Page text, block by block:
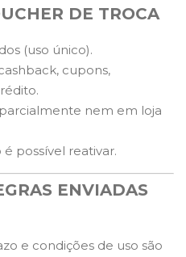
DE TROCA
(uso único).
cupons,
nem em loja
possível reativar.
ENVIADAS
e condições de uso são